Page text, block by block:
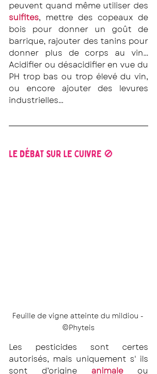
sulfites, mettre des copeaux de
bois pour donner un goût de
barrique, rajouter des tanins pour
donner plus de corps au vin…
Acidifier ou désacidifier en vue du
PH trop bas ou trop élevé du vin,
ou encore ajouter des levures
industrielles…
LE DÉBAT SUR LE CUIVRE 🚫
Feuille de vigne atteinte du mildiou -
©Phyteis
Les pesticides sont certes
autorisés, mais uniquement s' ils
sont d’origine animale